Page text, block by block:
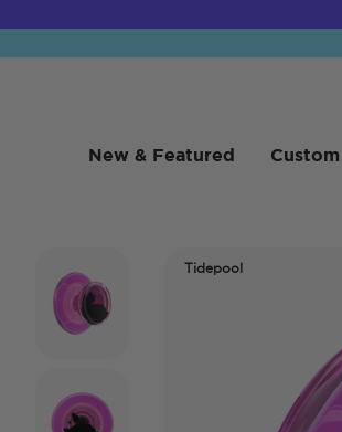
New & Featured
Custom
Tidepool